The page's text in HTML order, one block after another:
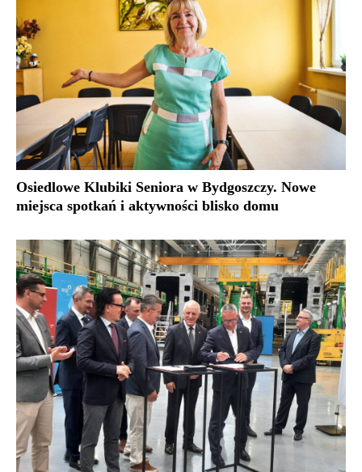
Osiedlowe Klubiki Seniora w Bydgoszczy. Nowe
miejsca spotkań i aktywności blisko domu